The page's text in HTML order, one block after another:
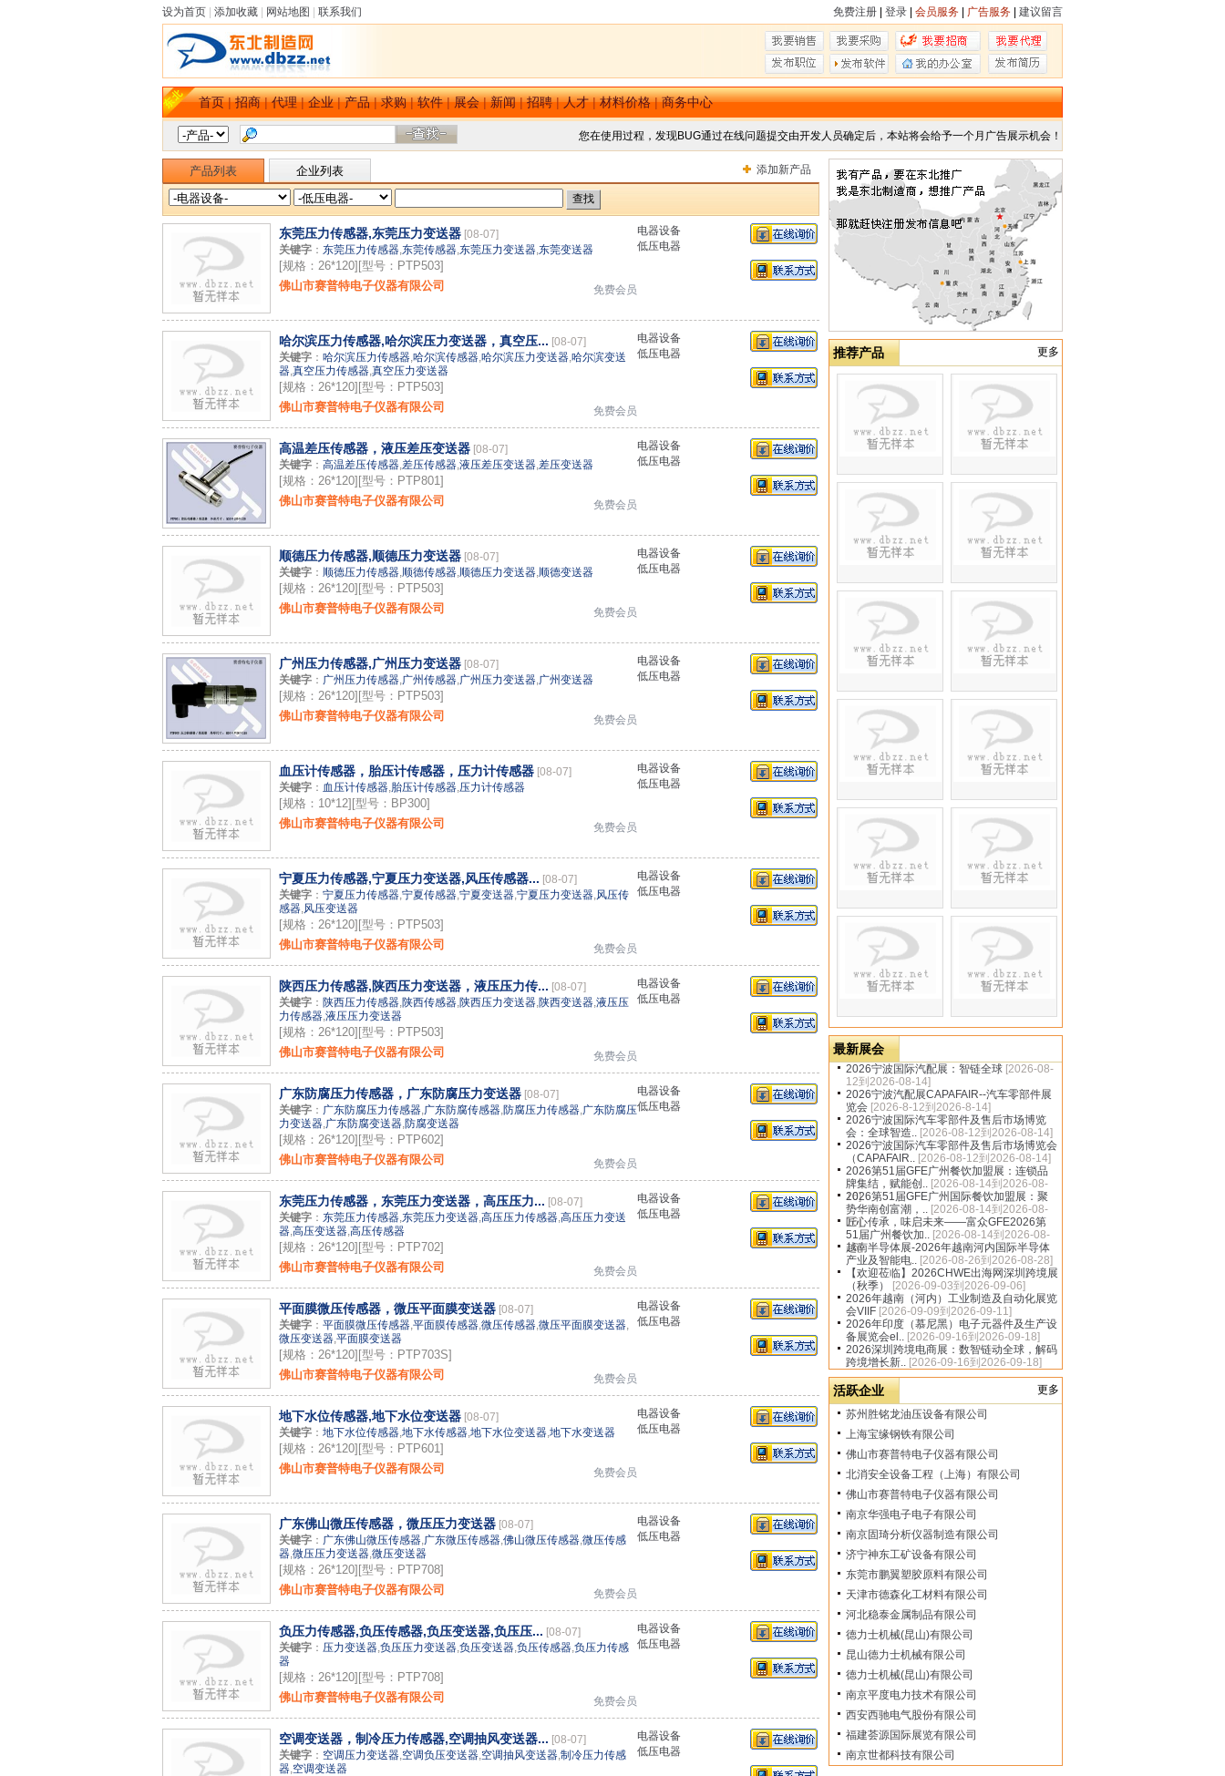
设为首页 添加收藏 网站地图 联系我们 免费注册 登录 会员服务 广告服务 建议留言
首页|招商|代理|企业|产品|求购|软件|展会|新闻|招聘|人才|材料价格|商务中心
您在使用过程，发现BUG通过在线问题提交由开发人员确定后，本站将会给予一个月广告展示机会！
产品列表 企业列表 添加新产品
东莞压力传感器,东莞压力变送器 [08-07]
关键字 ： 东莞压力传感器,东莞传感器,东莞压力变送器,东莞变送器
[规格：26*120][型号：PTP503]
佛山市赛普特电子仪器有限公司
免费会员
电器设备
低压电器
哈尔滨压力传感器,哈尔滨压力变送器，真空压... [08-07]
关键字 ： 哈尔滨压力传感器,哈尔滨传感器,哈尔滨压力变送器,哈尔滨变送
器,真空压力传感器,真空压力变送器
[规格：26*120][型号：PTP503]
佛山市赛普特电子仪器有限公司
免费会员
电器设备
低压电器
高温差压传感器，液压差压变送器 [08-07]
关键字 ： 高温差压传感器,差压传感器,液压差压变送器,差压变送器
[规格：26*120][型号：PTP801]
佛山市赛普特电子仪器有限公司
免费会员
电器设备
低压电器
顺德压力传感器,顺德压力变送器 [08-07]
关键字 ： 顺德压力传感器,顺德传感器,顺德压力变送器,顺德变送器
[规格：26*120][型号：PTP503]
佛山市赛普特电子仪器有限公司
免费会员
电器设备
低压电器
广州压力传感器,广州压力变送器 [08-07]
关键字 ： 广州压力传感器,广州传感器,广州压力变送器,广州变送器
[规格：26*120][型号：PTP503]
佛山市赛普特电子仪器有限公司
免费会员
电器设备
低压电器
血压计传感器，胎压计传感器，压力计传感器 [08-07]
关键字 ： 血压计传感器,胎压计传感器,压力计传感器
[规格：10*12][型号：BP300]
佛山市赛普特电子仪器有限公司
免费会员
电器设备
低压电器
宁夏压力传感器,宁夏压力变送器,风压传感器... [08-07]
关键字 ： 宁夏压力传感器,宁夏传感器,宁夏变送器,宁夏压力变送器,风压传
感器,风压变送器
[规格：26*120][型号：PTP503]
佛山市赛普特电子仪器有限公司
免费会员
电器设备
低压电器
陕西压力传感器,陕西压力变送器，液压压力传... [08-07]
关键字 ： 陕西压力传感器,陕西传感器,陕西压力变送器,陕西变送器,液压压
力传感器,液压压力变送器
[规格：26*120][型号：PTP503]
佛山市赛普特电子仪器有限公司
免费会员
电器设备
低压电器
广东防腐压力传感器，广东防腐压力变送器 [08-07]
关键字 ： 广东防腐压力传感器,广东防腐传感器,防腐压力传感器,广东防腐压
力变送器,广东防腐变送器,防腐变送器
[规格：26*120][型号：PTP602]
佛山市赛普特电子仪器有限公司
免费会员
电器设备
低压电器
东莞压力传感器，东莞压力变送器，高压压力... [08-07]
关键字 ： 东莞压力传感器,东莞压力变送器,高压压力传感器,高压压力变送
器,高压变送器,高压传感器
[规格：26*120][型号：PTP702]
佛山市赛普特电子仪器有限公司
免费会员
电器设备
低压电器
平面膜微压传感器，微压平面膜变送器 [08-07]
关键字 ： 平面膜微压传感器,平面膜传感器,微压传感器,微压平面膜变送器,
微压变送器,平面膜变送器
[规格：26*120][型号：PTP703S]
佛山市赛普特电子仪器有限公司
免费会员
电器设备
低压电器
地下水位传感器,地下水位变送器 [08-07]
关键字 ： 地下水位传感器,地下水传感器,地下水位变送器,地下水变送器
[规格：26*120][型号：PTP601]
佛山市赛普特电子仪器有限公司
免费会员
电器设备
低压电器
广东佛山微压传感器，微压压力变送器 [08-07]
关键字 ： 广东佛山微压传感器,广东微压传感器,佛山微压传感器,微压传感
器,微压压力变送器,微压变送器
[规格：26*120][型号：PTP708]
佛山市赛普特电子仪器有限公司
免费会员
电器设备
低压电器
负压力传感器,负压传感器,负压变送器,负压压... [08-07]
关键字 ： 压力变送器,负压压力变送器,负压变送器,负压传感器,负压力传感
器
[规格：26*120][型号：PTP708]
佛山市赛普特电子仪器有限公司
免费会员
电器设备
低压电器
空调变送器，制冷压力传感器,空调抽风变送器... [08-07]
关键字 ： 空调压力变送器,空调负压变送器,空调抽风变送器,制冷压力传感
器,空调变送器
电器设备
低压电器
推荐产品 更多
最新展会
2026宁波国际汽配展：智链全球 [2026-08-
12到2026-08-14]
2026宁波汽配展CAPAFAIR--汽车零部件展
览会 [2026-8-12到2026-8-14]
2026宁波国际汽车零部件及售后市场博览
会：全球智造.. [2026-08-12到2026-08-14]
2026宁波国际汽车零部件及售后市场博览会
（CAPAFAIR.. [2026-08-12到2026-08-14]
2026第51届GFE广州餐饮加盟展：连锁品
牌集结，赋能创.. [2026-08-14到2026-08-
16]
2026第51届GFE广州国际餐饮加盟展：聚
势华南创富潮，.. [2026-08-14到2026-08-
16]
匠心传承，味启未来——富众GFE2026第
51届广州餐饮加.. [2026-08-14到2026-08-
16]
越南半导体展-2026年越南河内国际半导体
产业及智能电.. [2026-08-26到2026-08-28]
【欢迎莅临】2026CHWE出海网深圳跨境展
（秋季）
[2026-09-03到2026-09-06]
2026年越南（河内）工业制造及自动化展览
会VIIF [2026-09-09到2026-09-11]
2026年印度（慕尼黑）电子元器件及生产设
备展览会el.. [2026-09-16到2026-09-18]
2026深圳跨境电商展：数智链动全球，解码
跨境增长新.. [2026-09-16到2026-09-18]
活跃企业
更多
苏州胜铭龙油压设备有限公司
上海宝缘钢铁有限公司
佛山市赛普特电子仪器有限公司
北消安全设备工程（上海）有限公司
佛山市赛普特电子仪器有限公司
南京华强电子电子有限公司
南京固琦分析仪器制造有限公司
济宁神东工矿设备有限公司
东莞市鹏翼塑胶原料有限公司
天津市德森化工材料有限公司
河北稳泰金属制品有限公司
德力士机械(昆山)有限公司
昆山德力士机械有限公司
德力士机械(昆山)有限公司
南京平度电力技术有限公司
西安西驰电气股份有限公司
福建荟源国际展览有限公司
南京世都科技有限公司